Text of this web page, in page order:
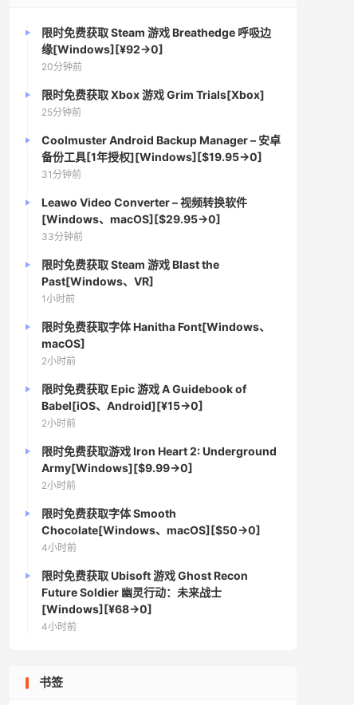
限时免费获取 Steam 游戏 Breathedge 呼吸边
缘[Windows][¥92→0]
20分钟前
限时免费获取 Xbox 游戏 Grim Trials[Xbox]
25分钟前
Coolmuster Android Backup Manager – 安卓
备份工具[1年授权][Windows][$19.95→0]
31分钟前
Leawo Video Converter – 视频转换软件
[Windows、macOS][$29.95→0]
33分钟前
限时免费获取 Steam 游戏 Blast the
Past[Windows、VR]
1小时前
限时免费获取字体 Hanitha Font[Windows、
macOS]
2小时前
限时免费获取 Epic 游戏 A Guidebook of
Babel[iOS、Android][¥15→0]
2小时前
限时免费获取游戏 Iron Heart 2: Underground
Army[Windows][$9.99→0]
2小时前
限时免费获取字体 Smooth
Chocolate[Windows、macOS][$50→0]
4小时前
限时免费获取 Ubisoft 游戏 Ghost Recon
Future Soldier 幽灵行动：未来战士
[Windows][¥68→0]
4小时前
书签